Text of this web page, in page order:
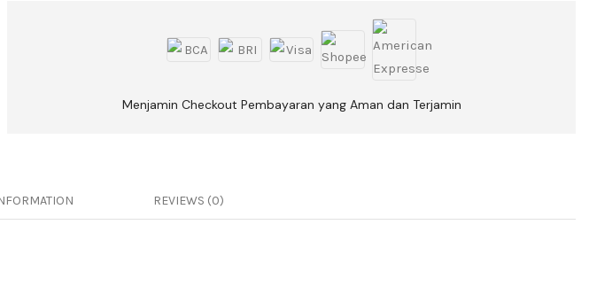
Menjamin Checkout Pembayaran yang Aman dan Terjamin
REVIEWS (0)